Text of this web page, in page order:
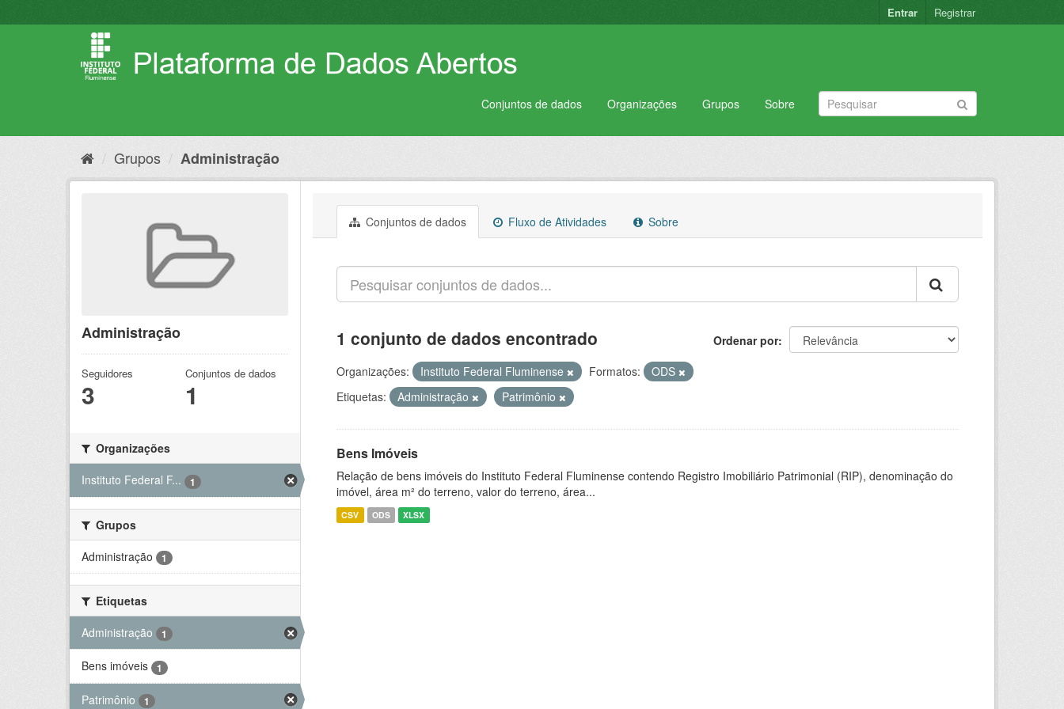
para
Entrar Registrar
Conjuntos de dados Organizações Grupos Sobre
Grupos Administração
Administração
Seguidores
3
Conjuntos de dados
1
Organizações
Instituto Federal F...
1
Grupos
Administração
1
Etiquetas
Administração
1
Bens imóveis 1
Patrimônio 1
Conjuntos de dados Fluxo de Atividades Sobre
Ordenar por
1 conjunto de dados encontrado
Organizações: Instituto Federal Fluminense Formatos:
ODS
Etiquetas:
Administração Patrimônio
Bens Imóveis
Relação de bens imóveis do Instituto Federal Fluminense contendo Registro Imobiliário Patrimonial (RIP), denominação do
imóvel, área m² do terreno, valor do terreno, área...
CSV ODS XLSX